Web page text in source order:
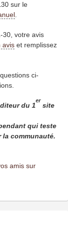
sur le
30, votre avis
avis et remplissez
ci-
du 1
er
site
qui teste
communauté.
amis sur